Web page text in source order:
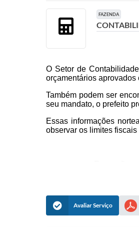
FAZENDA
O Setor de
orçamentários aprovados
Também podem ser
seu mandato, o prefeito
Essas informações
observar os limites
► Conciliação
► Envio de
Avaliar Serviço